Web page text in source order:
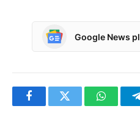
Google News
FacebookTwitter